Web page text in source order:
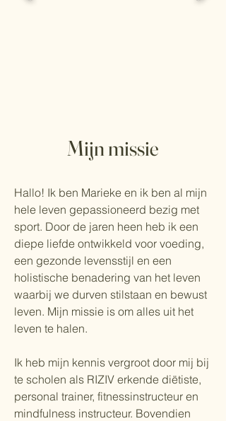
Hallo! Ik ben Marieke en ik ben al mijn
hele leven gepassioneerd bezig met
sport. Door de jaren heen heb ik een
diepe liefde ontwikkeld voor voeding,
een gezonde levensstijl en een
holistische benadering van het leven
waarbij we durven stilstaan en bewust
leven. Mijn missie is om alles uit het
leven te halen.
Ik heb mijn kennis vergroot door mij bij
te scholen als RIZIV erkende diëtiste,
personal trainer, fitnessinstructeur en
mindfulness instructeur. Bovendien
Mijn missie